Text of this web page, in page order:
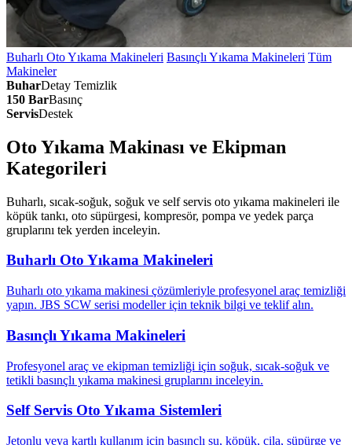
Buharlı Oto Yıkama Makineleri Basınçlı Yıkama Makineleri Tüm
Makineler
BuharDetay Temizlik
150 BarBasınç
ServisDestek
Oto Yıkama Makinası ve Ekipman
Kategorileri
Buharlı, sıcak-soğuk, soğuk ve self servis oto yıkama makineleri ile
köpük tankı, oto süpürgesi, kompresör, pompa ve yedek parça
gruplarını tek yerden inceleyin.
Buharlı Oto Yıkama Makineleri
Buharlı oto yıkama makinesi çözümleriyle profesyonel araç temizliği
yapın. JBS SCW serisi modeller için teknik bilgi ve teklif alın.
Basınçlı Yıkama Makineleri
Profesyonel araç ve ekipman temizliği için soğuk, sıcak-soğuk ve
tetikli basınçlı yıkama makinesi gruplarını inceleyin.
Self Servis Oto Yıkama Sistemleri
Jetonlu veya kartlı kullanım için basınçlı su, köpük, cila, süpürge ve